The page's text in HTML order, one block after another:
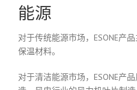
能源
对于传统能源市场，ESONE产
保温材料。
对于清洁能源市场，ESONE产